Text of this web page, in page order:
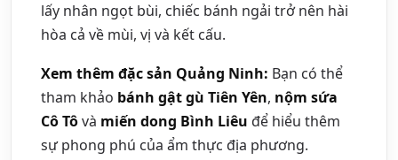
lấy nhân ngọt bùi, chiếc bánh ngải trở nên hài
hòa cả về mùi, vị và kết cấu.
Xem thêm đặc sản Quảng Ninh: Bạn có thể
tham khảo bánh gật gù Tiên Yên, nộm sứa
Cô Tôvà miến dong Bình Liêu để hiểu thêm
sự phong phú của ẩm thực địa phương.